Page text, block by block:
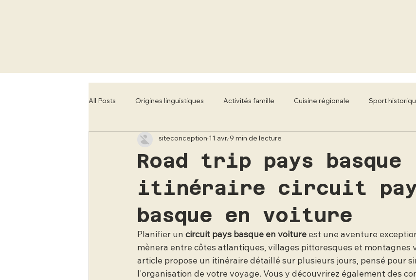
All Posts Origines linguistiques Activités famille Cuisine régionale Sport
Tourisme régional Concerts classiques Mobilier Literie
Road trip pays basque
itinéraire circuit
basque en voiture
siteconception 11 avr. 9 min de lecture
Planifier un circuit pays basque en voiture est une aventure
mènera entre côtes atlantiques, villages pittoresques et montagnes
article propose un itinéraire détaillé sur plusieurs jours, pensé pour
l'organisation de votre voyage. Vous y découvrirez également des